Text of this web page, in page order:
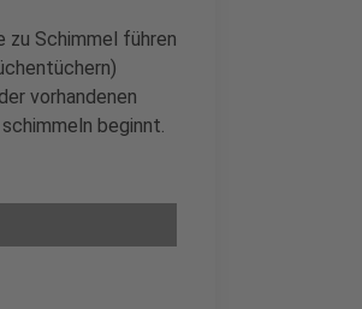
zu Schimmel führen
vorhandenen
beginnt.